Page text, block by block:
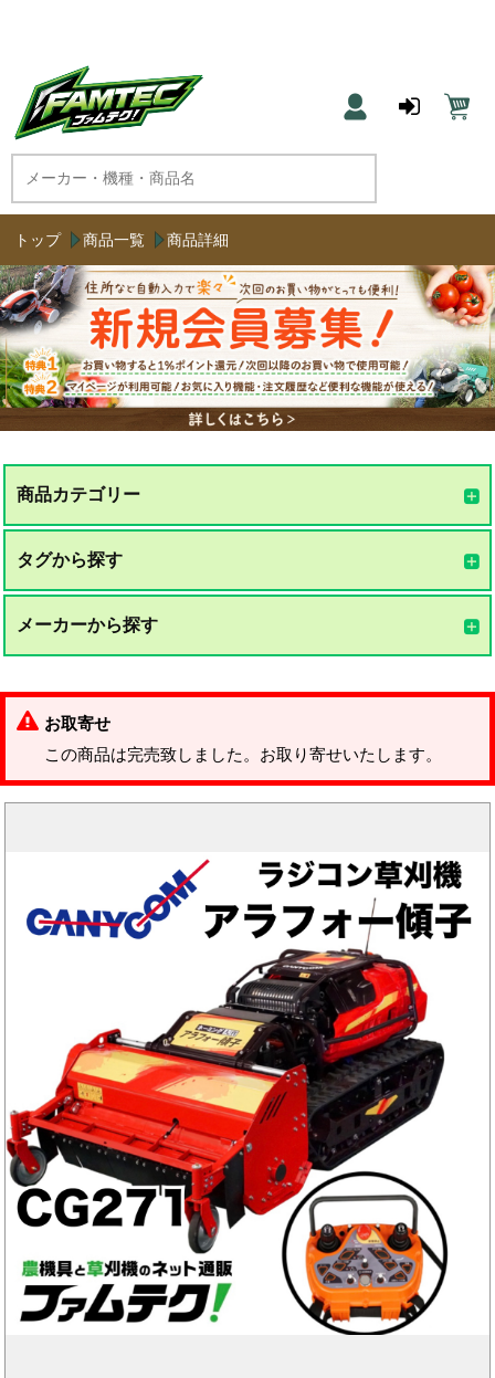
トップ 商品一覧 商品詳細
商品カテゴリー
タグから探す
メーカーから探す
お取寄せ
この商品は完売致しました。お取り寄せいたします。